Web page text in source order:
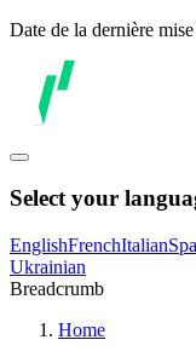
Date de la dernière
Select your
EnglishFrenchItalian
Ukrainian
Breadcrumb
Home